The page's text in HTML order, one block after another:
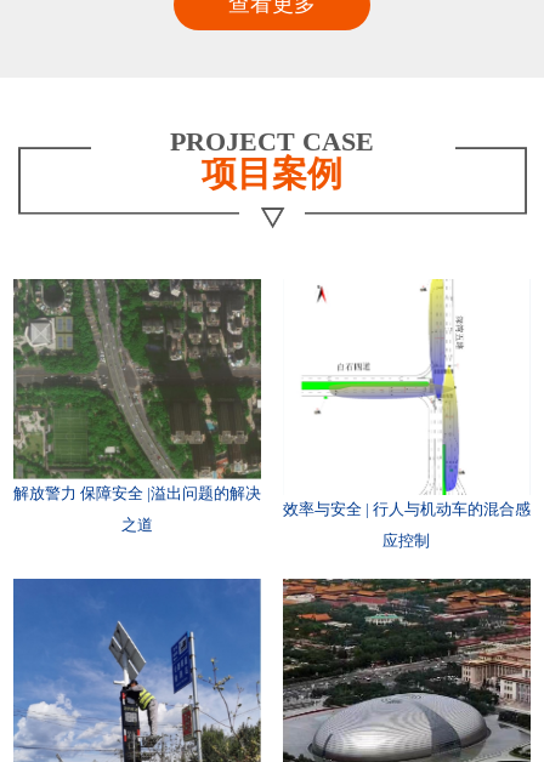
PROJECT CASE
项目案例
解放警力 保障安全 |溢出问题的解决
之道
效率与安全 | 行人与机动车的混合感
应控制